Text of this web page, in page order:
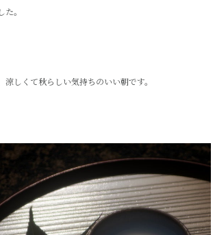
。
しくて秋らしい気持ちのいい朝です。